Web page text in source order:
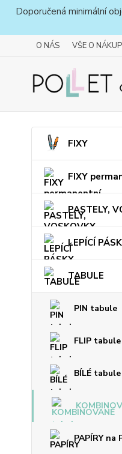
Doporučená minimální
O NÁS VŠE O
FIXY
FIXY
PASTELY,
LEPÍCÍ
TABULE
PIN tabule
FLIP tabule
BÍLÉ tabule
PAPÍRY na